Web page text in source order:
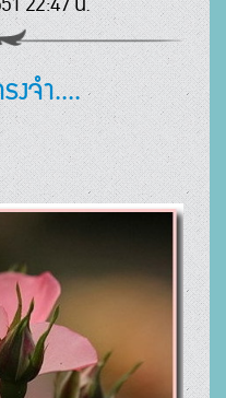
งจำ....